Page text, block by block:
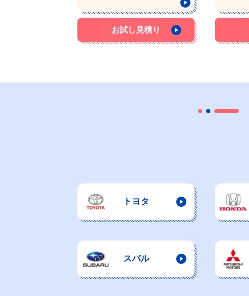
お試し見積り
トヨタ
スバル